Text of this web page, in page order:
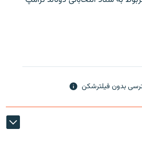
بدون فیلترشکن